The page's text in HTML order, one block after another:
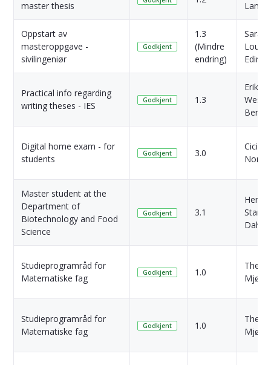
master thesis
Oppstart av
masteroppgave -
sivilingeniør
Godkjent
1.3
(Mindre
endring)
Sara
Louise
Edin
Practical info regarding
writing theses - IES
Godkjent 1.3
Erik
Berg
Digital home exam - for
students
Godkjent 3.0
Cicilie
Master student at the
Department of
Biotechnology and Food
Science
Godkjent 3.1
Henrik
Dahl
Studieprogramråd for
Matematiske fag
Godkjent 1.0
Mjøen
Studieprogramråd for
Matematiske fag
Godkjent 1.0
Mjøen